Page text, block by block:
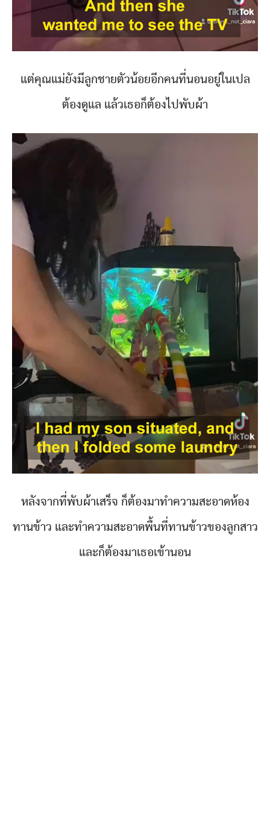
แต่คุณแม่ยังมีลูกชายตัวน้อยอีกคนที่นอนอยู่ในเปล
ต้องดูแล แล้วเธอก็ต้องไปพับผ้า
หลังจากที่พับผ้าเสร็จ ก็ต้องมาทำความสะอาดห้อง
ทานข้าว และทำความสะอาดพื้นที่ทานข้าวของลูกสาว
และก็ต้องมาเธอเข้านอน